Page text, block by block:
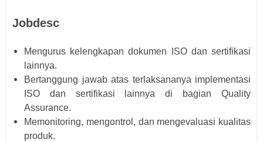
Jobdesc
Mengurus kelengkapan dokumen ISO dan sertifikasi
lainnya.
Bertanggung jawab atas terlaksananya implementasi
ISO dan sertifikasi lainnya di bagian Quality
Assurance.
Memonitoring, mengontrol, dan mengevaluasi kualitas
produk.